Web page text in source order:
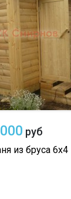
руб
из бруса 6х4